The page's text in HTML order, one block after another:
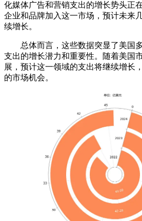
化媒体广告和营销支出的增长势头正
企业和品牌加入这一市场，预计未来
续增长。
总体而言，这些数据突显了美国多
支出的增长潜力和重要性。随着美国
展，预计这一领域的支出将继续增长
的市场机会。